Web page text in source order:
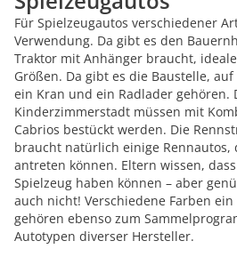
Für Spielzeugautos verschiedener
Verwendung. Da gibt es den
Traktor mit Anhänger braucht,
Größen. Da gibt es die Baustelle,
ein Kran und ein Radlader gehören.
Kinderzimmerstadt müssen mit
Cabrios bestückt werden. Die
braucht natürlich einige Rennautos,
antreten können. Eltern wissen,
Spielzeug haben können – aber
auch nicht! Verschiedene Farben
gehören ebenso zum
Autotypen diverser Hersteller.